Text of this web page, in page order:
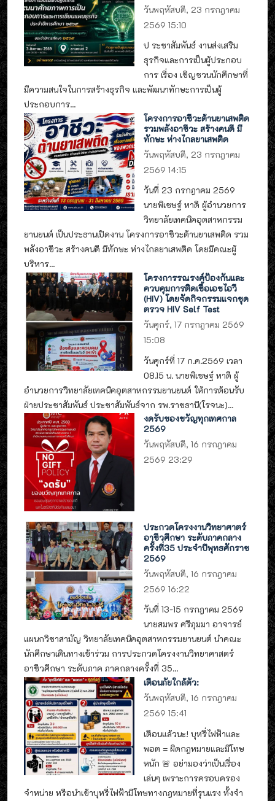
วันพฤหัสบดี, 23 กรกฎาคม
2569 15:10
ป ระชาสัมพันธ์ งานส่งเสริม
ธุรกิจและการเป็นผู้ประกอบ
การ เรื่อง เชิญชวนนักศึกษาที่
มีความสนใจในการสร้างธุรกิจ และพัฒนาทักษะการเป็นผู้
ประกอบการ...
โครงการอาชีวะต้านยาเสพติด
รวมพลังอาชีวะ สร้างคนดี มี
ทักษะ ห่างไกลยาเสพติด
วันพฤหัสบดี, 23 กรกฎาคม
2569 14:15
วันที่ 23 กรกฎาคม 2569
นายพิเชษฐ์ หาดี ผู้อำนวยการ
วิทยาลัยเทคนิคอุตสาหกรรม
ยานยนต์ เป็นประธานเปิดงาน โครงการอาชีวะต้านยาเสพติด รวม
พลังอาชีวะ สร้างคนดี มีทักษะ ห่างไกลยาเสพติด โดยมีคณะผู้
บริหาร...
โครงการรณรงค์ป้องกันและ
ควบคุมการติดเชื้อเอชไอวี
(HIV) โดยจัดกิจกรรมแจกชุด
ตรวจ HIV Self Test
วันศุกร์, 17 กรกฎาคม 2569
15:08
วันศุกร์ที่ 17 ก.ค.2569 เวลา
08.15 น. นายพิเชษฐ์ หาดี ผู้
อำนวยการวิทยาลัยเทคนิคอุตสาหกรรมยานยนต์ ให้การต้อนรับ
ฝ่ายประชาสัมพันธ์ ประชาสัมพันธ์จาก รพ.ราชธานี(โรจนะ)...
งดรับของขวัญทุกเทศกาล
2569
วันพฤหัสบดี, 16 กรกฎาคม
2569 23:29
ประกวดโครงงานวิทยาศาตร์
อาชีวศึกษา ระดับภาคกลาง
ครั้งที่35 ประจำปีพุทธศักราช
2569
วันพฤหัสบดี, 16 กรกฎาคม
2569 16:22
วันที่ 13-15 กรกฎาคม 2569
นายสมพร ศรีภุมมา อาจารย์
แผนกวิชาสามัญ วิทยาลัยเทคนิคอุตสาหกรรมยานยนต์ นำคณะ
นักศึกษาเดินทางเข้าร่วม การประกวดโครงงานวิทยาศาสตร์
อาชีวศึกษา ระดับภาค ภาคกลางครั้งที่ 35...
เตือนภัยใกล้ตัว:
วันพฤหัสบดี, 16 กรกฎาคม
2569 15:41
เตือนแล้วนะ! บุหรี่ไฟฟ้าและ
พอต = ผิดกฎหมายและมีโทษ
หนัก 🚨 อย่ามองว่าเป็นเรื่อง
เล่นๆ เพราะการครอบครอง
จำหน่าย หรือนำเข้าบุหรี่ไฟฟ้ามีโทษทางกฎหมายที่รุนแรง ทั้งจำ